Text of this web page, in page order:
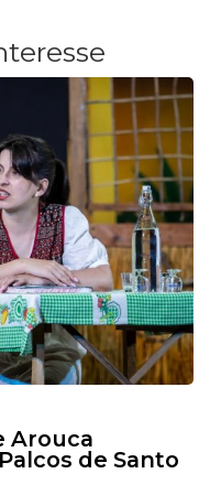
Arouca
de Santo